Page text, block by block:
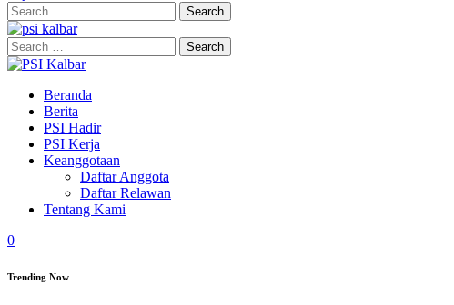
Search
for:
Search
for:
Beranda
Berita
PSI Hadir
PSI Kerja
Keanggotaan
Daftar Anggota
Daftar Relawan
Tentang Kami
0
Trending Now